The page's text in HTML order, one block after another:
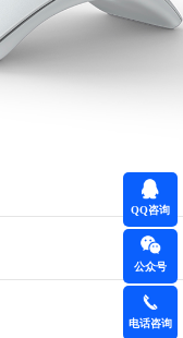
QQ咨询
公众号
电话咨询